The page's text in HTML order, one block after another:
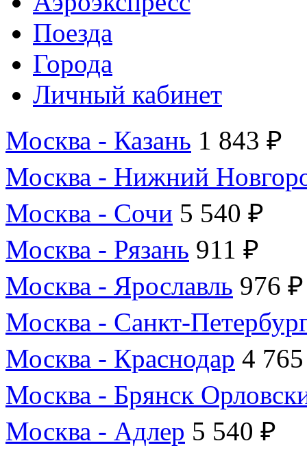
Поезда
Города
Личный кабинет
Москва - Казань 1 843 ₽
Москва - Нижний
Москва - Сочи 5 540 ₽
Москва - Рязань 911 ₽
Москва - Ярославль 976 ₽
Москва - Санкт-
Москва - Краснодар 4
Москва - Брянск
Москва - Адлер 5 540 ₽